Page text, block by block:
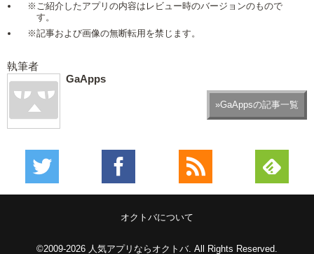
※ご紹介したアプリの内容はレビュー時のバージョンのもので
す。
※記事および画像の無断転用を禁じます。
執筆者
GaApps
»GaAppsの記事一覧
オクトバについて
©2009-2026 人気アプリならオクトバ. All Rights Reserved.